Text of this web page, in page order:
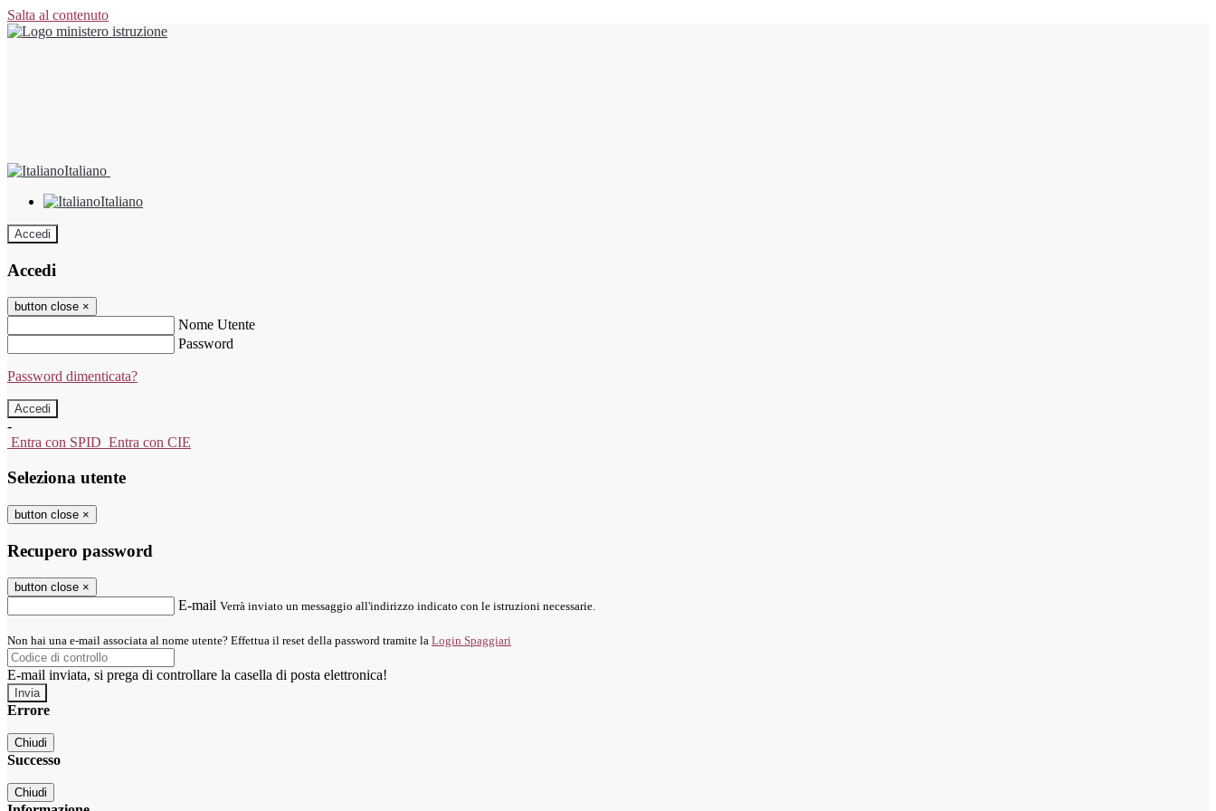
Salta al contenuto
Italiano
Italiano
Accedi
Accedi
button close ×
Nome Utente
Password
Password dimenticata?
-
Entra con SPID Entra con CIE
Seleziona utente
button close ×
Recupero password
button close ×
E-mail Verrà inviato un messaggio all'indirizzo indicato con le istruzioni necessarie.
Non hai una e-mail associata al nome utente? Effettua il reset della password tramite la Login Spaggiari
E-mail inviata, si prega di controllare la casella di posta elettronica!
Errore
Chiudi
Successo
Chiudi